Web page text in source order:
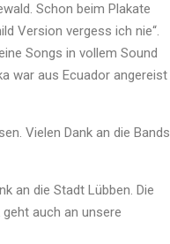
Schon beim Plakate
Version vergess ich nie“.
Songs in vollem Sound
war aus Ecuador angereist
Vielen Dank an die Bands
an die Stadt Lübben. Die
auch an unsere